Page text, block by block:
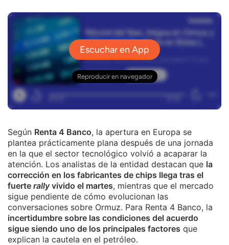
Según Renta 4 Banco, la apertura en Europa se
plantea prácticamente plana después de una jornada
en la que el sector tecnológico volvió a acaparar la
atención. Los analistas de la entidad destacan que la
corrección en los fabricantes de chips llega tras el
fuerte rallyvivido el martes, mientras que el mercado
sigue pendiente de cómo evolucionan las
conversaciones sobre Ormuz. Para Renta 4 Banco, la
incertidumbre sobre las condiciones del acuerdo
sigue siendo uno de los principales factores que
explican la cautela en el petróleo.